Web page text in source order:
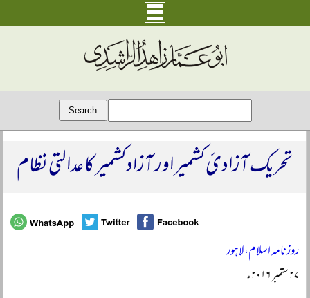
تحریک آزادیٔ کشمیر اور آزادکشمیر کا عدالتی نظام
روزنامہ اسلام، لاہور
۲۷ ستمبر ۲۰۱۶ء